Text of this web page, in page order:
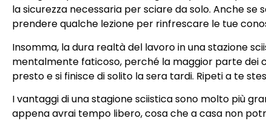
la sicurezza necessaria per sciare da solo. Anche se
prendere qualche lezione per rinfrescare le tue
Insomma, la dura realtà del lavoro in una stazione
mentalmente faticoso, perché la maggior parte dei
presto e si finisce di solito la sera tardi. Ripeti a te
I vantaggi di una stagione sciistica sono molto più
appena avrai tempo libero, cosa che a casa non